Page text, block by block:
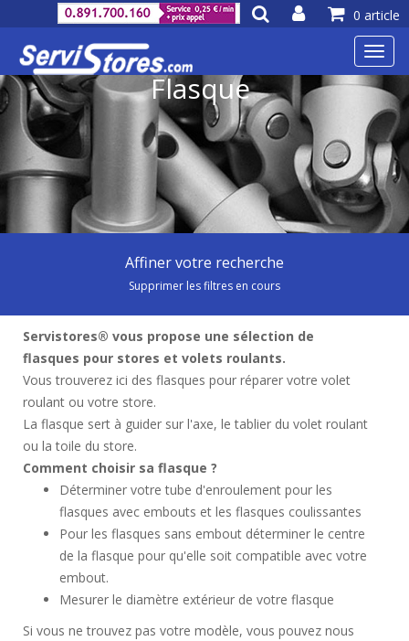
0 article
Flasque
Affiner votre recherche
Supprimer les filtres en cours
Servistores® vous propose une sélection de
flasques pour stores et volets roulants.
Vous trouverez ici des flasques pour réparer votre volet
roulant ou votre store.
La flasque sert à guider sur l'axe, le tablier du volet roulant
ou la toile du store.
Comment choisir sa flasque ?
Déterminer votre tube d'enroulement pour les
flasques avec embouts et les flasques coulissantes
Pour les flasques sans embout déterminer le centre
de la flasque pour qu'elle soit compatible avec votre
embout.
Mesurer le diamètre extérieur de votre flasque
Si vous ne trouvez pas votre modèle, vous pouvez nous